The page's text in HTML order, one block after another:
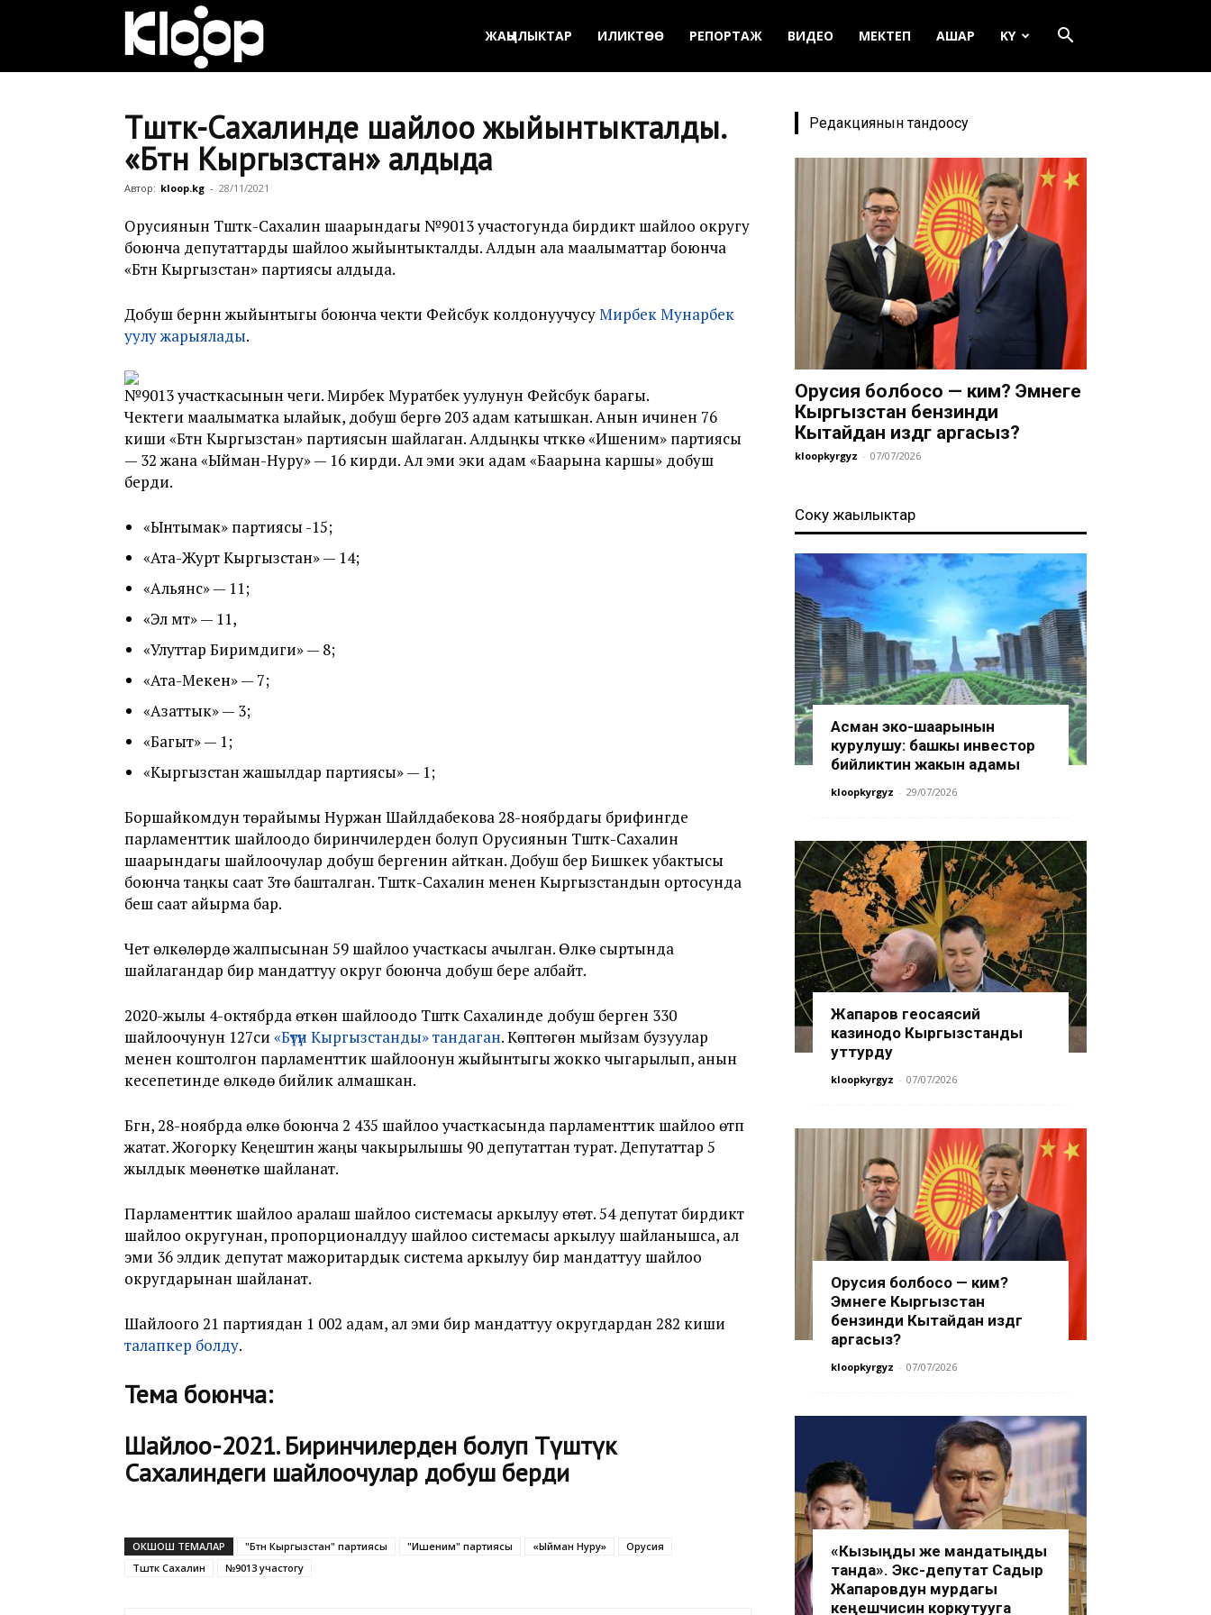
Кыргызстан
жаңылыктары
ЖАҢЫЛЫКТАР ИЛИКТӨӨ РЕПОРТАЖ ВИДЕО МЕКТЕП АШАР KY
Түштүк-Сахалинде шайлоо жыйынтыкталды.
«Бүтүн Кыргызстан» алдыда
Автор: kloop.kg - 28/11/2021
Орусиянын Түштүк-Сахалин шаарындагы №9013 участогунда бирдиктүү шайлоо округу
боюнча депутаттарды шайлоо жыйынтыкталды. Алдын ала маалыматтар боюнча
«Бүтүн Кыргызстан» партиясы алдыда.
Добуш берүүнүн жыйынтыгы боюнча чекти Фейсбук колдонуучусуМирбек Мунарбек
уулу жарыялады.
№9013 участкасынын чеги. Мирбек Муратбек уулунун Фейсбук барагы.
Чектеги маалыматка ылайык, добуш берүүгө 203 адам катышкан. Анын ичинен 76
киши «Бүтүн Кыргызстан» партиясын шайлаган. Алдыңкы үчтүккө «Ишеним» партиясы
— 32 жана «Ыйман-Нуру» — 16 кирди. Ал эми эки адам «Баарына каршы» добуш
берди.
«Ынтымак» партиясы -15;
«Ата-Журт Кыргызстан» — 14;
«Альянс» — 11;
«Эл үмүтү» — 11,
«Улуттар Биримдиги» — 8;
«Ата-Мекен» — 7;
«Азаттык» — 3;
«Багыт» — 1;
«Кыргызстан жашылдар партиясы» — 1;
Боршайкомдун төрайымы Нуржан Шайлдабекова 28-ноябрдагы брифингде
парламенттик шайлоодо биринчилерден болуп Орусиянын Түштүк-Сахалин
шаарындагы шайлоочулар добуш бергенин айткан. Добуш берүү Бишкек убактысы
боюнча таңкы саат 3тө башталган. Түштүк-Сахалин менен Кыргызстандын ортосунда
беш саат айырма бар.
Чет өлкөлөрдө жалпысынан 59 шайлоо участкасы ачылган. Өлкө сыртында
шайлагандар бир мандаттуу округ боюнча добуш бере албайт.
2020-жылы 4-октябрда өткөн шайлоодо Түштүк Сахалинде добуш берген 330
шайлоочунун 127си «Бүтүн Кыргызстанды» тандаган. Көптөгөн мыйзам бузуулар
менен коштолгон парламенттик шайлоонун жыйынтыгы жокко чыгарылып, анын
кесепетинде өлкөдө бийлик алмашкан.
Бүгүн, 28-ноябрда өлкө боюнча 2 435 шайлоо участкасында парламенттик шайлоо өтүп
жатат. Жогорку Кеңештин жаңы чакырылышы 90 депутаттан турат. Депутаттар 5
жылдык мөөнөткө шайланат.
Парламенттик шайлоо аралаш шайлоо системасы аркылуу өтөт. 54 депутат бирдиктүү
шайлоо округунан, пропорционалдуу шайлоо системасы аркылуу шайланышса, ал
эми 36 элдик депутат мажоритардык система аркылуу бир мандаттуу шайлоо
округдарынан шайланат.
Шайлоого 21 партиядан 1 002 адам, ал эми бир мандаттуу округдардан 282 киши
талапкер болду.
Тема боюнча:
Шайлоо-2021. Биринчилерден болуп Түштүк
Сахалиндеги шайлоочулар добуш берди
ОКШОШ ТЕМАЛАР "Бүтүн Кыргызстан" партиясы "Ишеним" партиясы «Ыйман Нуру»
Орусия
Түштүк Сахалин
№9013 участогу
Редакциянын тандоосу
Орусия болбосо — ким? Эмнеге
Кыргызстан бензинди
Кытайдан издөөгө аргасыз?
kloopkyrgyz - 07/07/2026
Соңку жаңылыктар
Асман эко-шаарынын
курулушу: башкы инвестор
бийликтин жакын адамы
kloopkyrgyz - 29/07/2026
Жапаров геосаясий
казинодо Кыргызстанды
уттурду
kloopkyrgyz - 07/07/2026
Орусия болбосо — ким?
Эмнеге Кыргызстан
бензинди Кытайдан издөөгө
аргасыз?
kloopkyrgyz - 07/07/2026
«Кызыңды же мандатыңды
танда». Экс-депутат Садыр
Жапаровдун мурдагы
кеңешчисин коркутууга